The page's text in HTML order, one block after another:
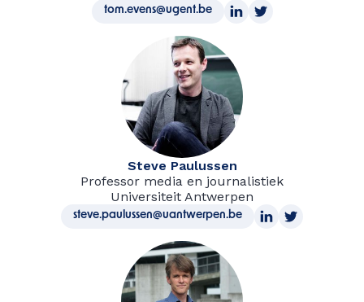
tom.evens@ugent.be
Steve Paulussen
Professor media en journalistiek
Universiteit Antwerpen
steve.paulussen@uantwerpen.be